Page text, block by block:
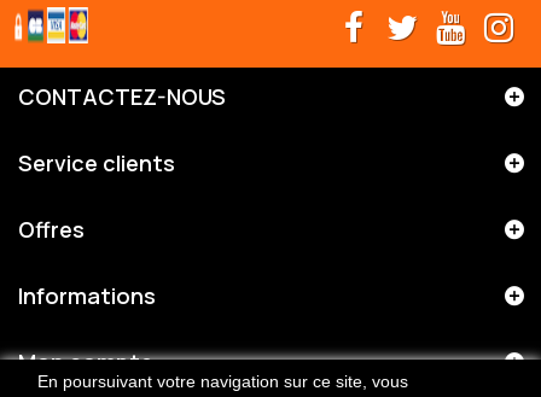
CONTACTEZ-NOUS
Service clients
Offres
Informations
Mon compte
En poursuivant votre navigation sur ce site, vous